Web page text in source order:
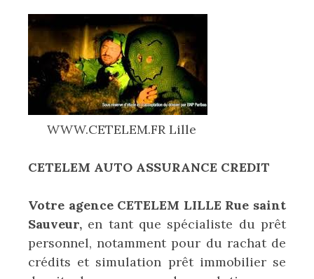
WWW.CETELEM.FR Lille
CETELEM AUTO ASSURANCE CREDIT
Votre agence CETELEM LILLE Rue saint
Sauveur, en tant que spécialiste du prêt
personnel, notamment pour du rachat de
crédits et simulation prêt immobilier se